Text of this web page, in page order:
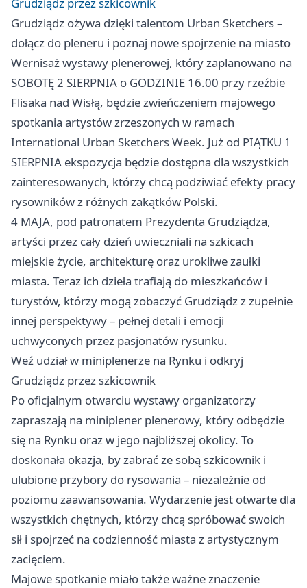
Grudziądz przez szkicownik
Grudziądz ożywa dzięki talentom Urban Sketchers –
dołącz do pleneru i poznaj nowe spojrzenie na miasto
Wernisaż wystawy plenerowej, który zaplanowano na
SOBOTĘ 2 SIERPNIA o GODZINIE 16.00 przy rzeźbie
Flisaka nad Wisłą, będzie zwieńczeniem majowego
spotkania artystów zrzeszonych w ramach
International Urban Sketchers Week. Już od PIĄTKU 1
SIERPNIA ekspozycja będzie dostępna dla wszystkich
zainteresowanych, którzy chcą podziwiać efekty pracy
rysowników z różnych zakątków Polski.
4 MAJA, pod patronatem Prezydenta Grudziądza,
artyści przez cały dzień uwieczniali na szkicach
miejskie życie, architekturę oraz urokliwe zaułki
miasta. Teraz ich dzieła trafiają do mieszkańców i
turystów, którzy mogą zobaczyć Grudziądz z zupełnie
innej perspektywy – pełnej detali i emocji
uchwyconych przez pasjonatów rysunku.
Weź udział w miniplenerze na Rynku i odkryj
Grudziądz przez szkicownik
Po oficjalnym otwarciu wystawy organizatorzy
zapraszają na miniplener plenerowy, który odbędzie
się na Rynku oraz w jego najbliższej okolicy. To
doskonała okazja, by zabrać ze sobą szkicownik i
ulubione przybory do rysowania – niezależnie od
poziomu zaawansowania. Wydarzenie jest otwarte dla
wszystkich chętnych, którzy chcą spróbować swoich
sił i spojrzeć na codzienność miasta z artystycznym
zacięciem.
Majowe spotkanie miało także ważne znaczenie